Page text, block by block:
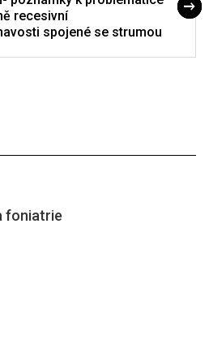
recesivní
spojené se strumou
foniatrie